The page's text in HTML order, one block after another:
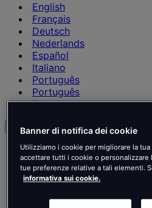
English
Français
Deutsch
Nederlands
Español
Italiano
Português
Português
Polski
English
Français
Deutsch
Nederlands
Español
Banner di notifica dei cookie
Utilizziamo i cookie per migliorare la
accettare tutti i cookie o
tue preferenze relative a tali elementi.
informativa sui cookie.